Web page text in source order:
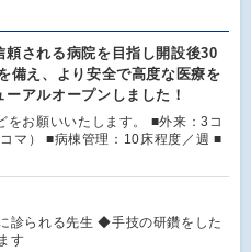
頼される病院を目指し開設後30
備え、より安全で高度な医療を
アルオープンしました！
をお願いいたします。 ■外来：3コ
マ） ■病棟管理：10床程度／週 ■
診られる先生 ◆手技の研鑽をした
す